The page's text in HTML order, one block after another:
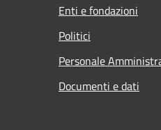
Enti e fondazioni
Politici
Personale
Documenti e dati